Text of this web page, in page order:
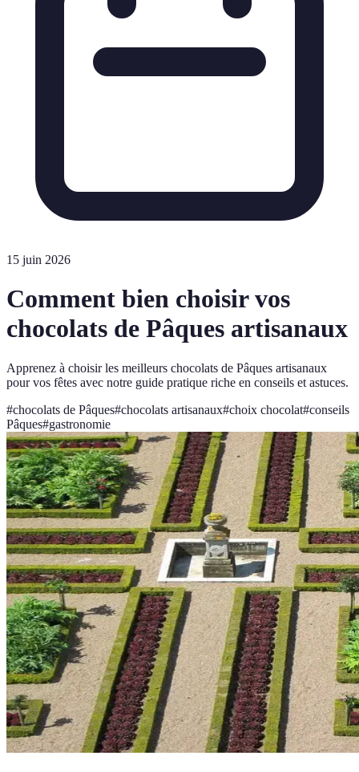
15 juin 2026
Comment bien choisir vos
chocolats de Pâques artisanaux
Apprenez à choisir les meilleurs chocolats de Pâques artisanaux
pour vos fêtes avec notre guide pratique riche en conseils et astuces.
#chocolats de Pâques#chocolats artisanaux#choix chocolat#conseils
Pâques#gastronomie